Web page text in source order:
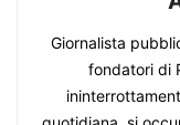
Giornalista
fondatori di